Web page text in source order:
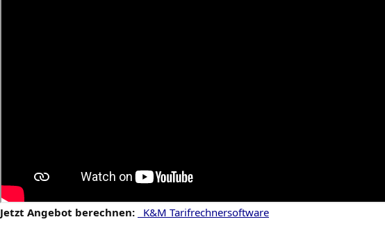
Jetzt Angebot berechnen: K&M Tarifrechnersoftware